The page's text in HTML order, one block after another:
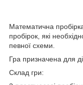
Математична
пробірок, які
певної схеми.
Гра призначена для
Склад гри: